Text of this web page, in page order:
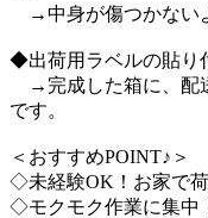
→中身が傷つかない
◆出荷用ラベルの貼り
→完成した箱に、配
です。
＜おすすめPOINT♪＞
◇未経験OK！お家で
◇モクモク作業に集中